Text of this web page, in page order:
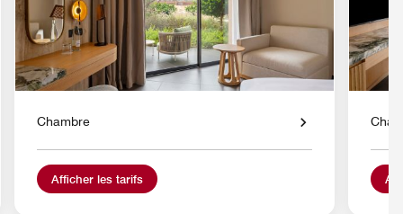
Chambre
Afficher les tarifs